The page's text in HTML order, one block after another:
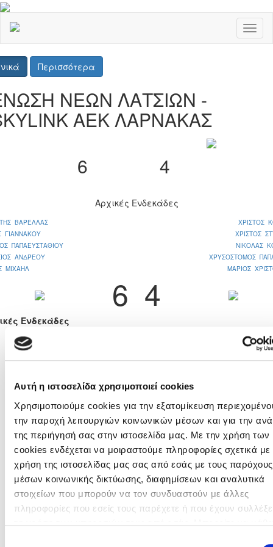
Αυτή η ιστοσελίδα χρησιμοποιεί cookies
Χρησιμοποιούμε cookies για την εξατομίκευση
την παροχή λειτουργιών κοινωνικών μέσων και για την
της περιήγησή σας στην ιστοσελίδα μας. Με την χρήση των
cookies ενδέχεται να μοιραστούμε πληροφορίες σχετικά με
χρήση της ιστοσελίδας μας σας από εσάς με τους παρόχους
μέσων κοινωνικής δικτύωσης, διαφημίσεων και αναλυτικά
στοιχείων που μπορούν να τον συνδυαστούν με άλλες
πληροφορίες που εσείς τους παρέχετε ή που έχουν
Περισσότερα
ΝΕΩΝ ΛΑΤΣΙΩΝ -
ΑΕΚ ΛΑΡΝΑΚΑΣ
6
4
Αρχικές Ενδεκάδες
ΒΑΡΕΛΛΑΣ
ΓΙΑΝΝΑΚΟΥ
ΠΑΠΑΕΥΣΤΑΘΙΟΥ
ΑΝΔΡΕΟΥ
ΜΙΧΑΗΛ
ΧΡΙΣΤΟΣ
ΧΡΙΣΤΟΣ
ΝΙΚΟΛΑΣ
ΧΡΥΣΟΣΤΟΜΟΣ
ΜΑΡΙΟΣ
6 4
Ενδεκάδες
ΕΥΣΤΑΘΙΟΣ ΠΑΠΑΕΥΣΤΑΘΙΟΥ
ΑΝΔΡΕΑΣ ΜΙΧΑΗΛ
ΝΙΚΟΛΑΣ ΚΟΥΠΠΑΡΗ
ΜΑΡΙΟΣ ΧΡΙΣΤΟΦΟΡΟΥ
ΑΝΑΣΤΑΣΙΟΣ ΑΝΔΡΕΟΥ
7'
ΑΝΔΡΕΑΣ ΜΙΧΑΗΛ 12'
ΠΑΝΑΓΙΩΤΗΣ ΒΑΡΕΛΛΑΣ
20' ΧΡΥΣΟΣΤΟΜΟΣ ΠΑΠΑΣΠΥΡΟΥ
22'
ΝΙΚΟΛΑΣ ΚΟΥΠΠΑΡΗ
31' ΧΡΙΣΤΟΣ ΣΤΥΛΙΑΝΟΥ
31'
ΧΡΥΣΟΣΤΟΜΟΣ ΠΑΠΑΣΠΥΡΟΥ
ΑΝΔΡΕΑΣ ΜΙΧΑΗΛ (10m) 34'
ΠΑΝΑΓΙΩΤΗΣ ΒΑΡΕΛΛΑΣ
39'